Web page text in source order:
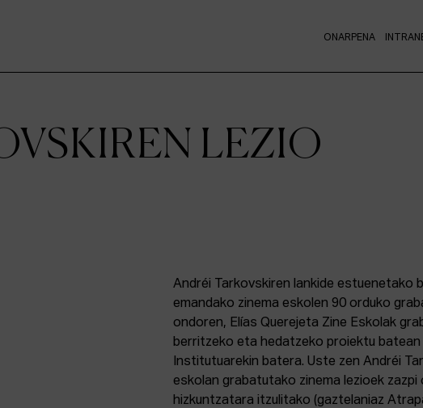
ONARPENA
LEZIO
Andréi Tarkovskiren lankide estuenetako
emandako zinema eskolen 90 orduko
ondoren, Elías Querejeta Zine Eskolak
berritzeko eta hedatzeko proiektu
Institutuarekin batera. Uste zen Andréi
eskolan grabatutako zinema lezioek
hizkuntzatara itzulitako (gaztelaniaz